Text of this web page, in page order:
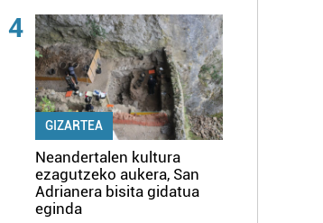
4
GIZARTEA
Neandertalen kultura
ezagutzeko aukera, San
Adrianera bisita gidatua
eginda